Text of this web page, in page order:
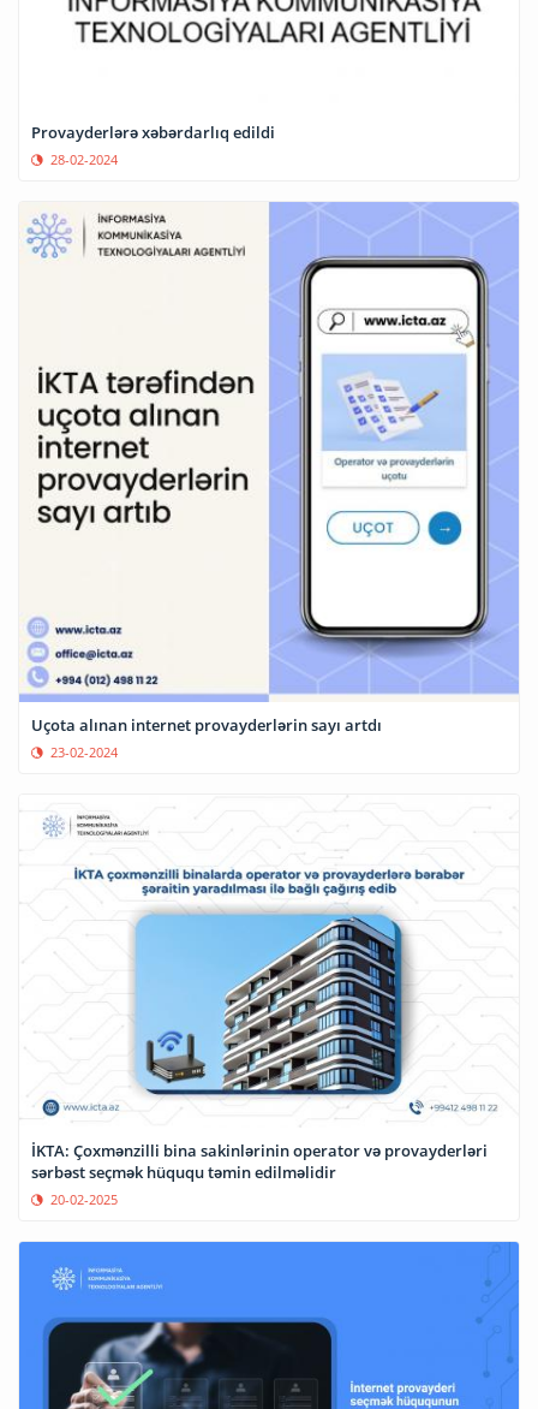
Provayderlərə xəbərdarlıq edildi
28-02-2024
Uçota alınan internet provayderlərin sayı artdı
23-02-2024
İKTA: Çoxmənzilli bina sakinlərinin operator və provayderləri
sərbəst seçmək hüququ təmin edilməlidir
20-02-2025